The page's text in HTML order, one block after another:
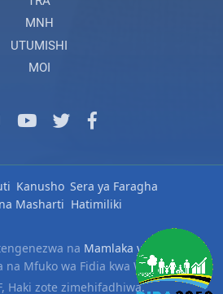
MNH
UTUMISHI
MOI
Kanusho Sera ya Faragha
Masharti Hatimiliki
na Mamlaka ya Serikali
na Mfuko wa Fidia kwa Wafanyakazi
Haki zote zimehifadhiwa.